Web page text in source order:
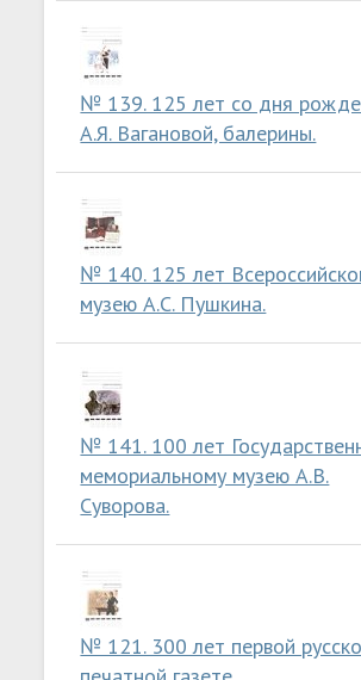
№ 139. 125 лет со дня
А.Я. Вагановой, балерины.
№ 140. 125 лет
музею А.С. Пушкина.
№ 141. 100 лет
мемориальному музею А.В.
Суворова.
№ 121. 300 лет первой